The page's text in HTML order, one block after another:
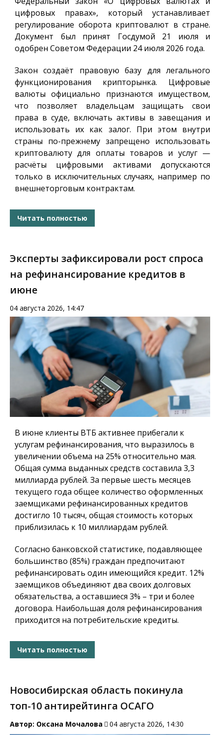
цифровых правах», который устанавливает
регулирование оборота криптовалют в стране.
Документ был принят Госдумой 21 июля и
одобрен Советом Федерации 24 июля 2026 года.
Закон создаёт правовую базу для легального
функционирования крипторынка. Цифровые
валюты официально признаются имуществом,
что позволяет владельцам защищать свои
права в суде, включать активы в завещания и
использовать их как залог. При этом внутри
страны по-прежнему запрещено использовать
криптовалюту для оплаты товаров и услуг —
расчёты цифровыми активами допускаются
только в исключительных случаях, например по
внешнеторговым контрактам.
Читать полностью
Эксперты зафиксировали рост спроса
на рефинансирование кредитов в
июне
04 августа 2026, 14:47
В июне клиенты ВТБ активнее прибегали к
услугам рефинансирования, что выразилось в
увеличении объема на 25% относительно мая.
Общая сумма выданных средств составила 3,3
миллиарда рублей. За первые шесть месяцев
текущего года общее количество оформленных
заемщиками рефинансированных кредитов
достигло 10 тысяч, общая стоимость которых
приблизилась к 10 миллиардам рублей.
Согласно банковской статистике, подавляющее
большинство (85%) граждан предпочитают
рефинансировать один имеющийся кредит. 12%
заемщиков объединяют два своих долговых
обязательства, а оставшиеся 3% – три и более
договора. Наибольшая доля рефинансирования
приходится на потребительские кредиты.
Читать полностью
Новосибирская область покинула
топ-10 антирейтинга ОСАГО
Автор: Оксана Мочалова 04 августа 2026, 14:30